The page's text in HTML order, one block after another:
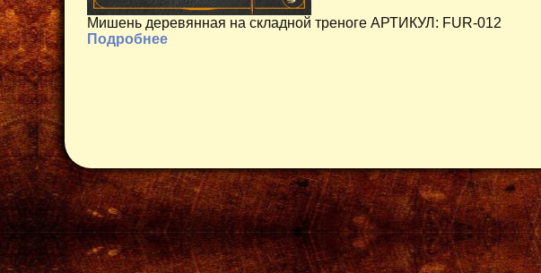
Мишень деревянная на складной треноге АРТИКУЛ: FUR-012
Подробнее